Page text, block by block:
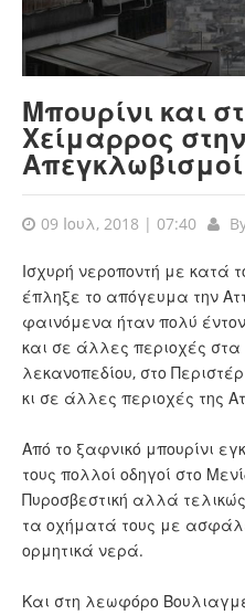
Μπουρίνι και
Χείμαρρος
09 Ιουλ, 2018 | 07:40
Ισχυρή νεροποντή με κατά
έπληξε το απόγευμα την
φαινόμενα ήταν πολύ
και σε άλλες περιοχές στα
λεκανοπεδίου, στο
κι σε άλλες περιοχές της
Από το ξαφνικό μπουρίνι
τους πολλοί οδηγοί στο
Πυροσβεστική αλλά
τα οχήματά τους με
ορμητικά νερά.
Και στη λεωφόρο